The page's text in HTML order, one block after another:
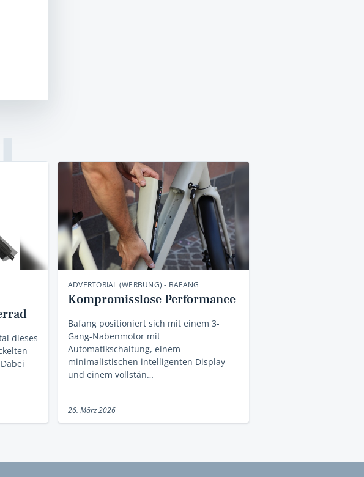
dieses
ADVERTORIAL (WERBUNG) - BAFANG
Kompromisslose Performance
Bafang positioniert sich mit einem 3-
Gang-Nabenmotor mit
Automatikschaltung, einem
minimalistischen intelligenten Display
und einem vollstän…
26. März 2026